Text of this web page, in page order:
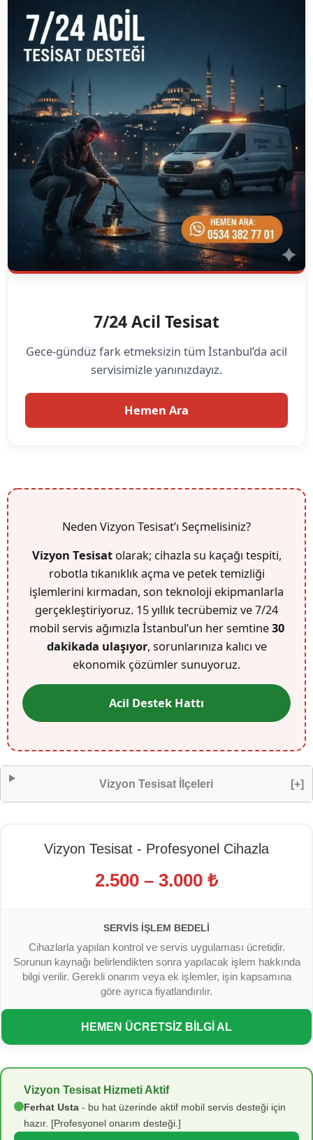
7/24 Acil Tesisat
Gece-gündüz fark etmeksizin tüm İstanbul’da acil
servisimizle yanınızdayız.
Hemen Ara
Neden Vizyon Tesisat’ı Seçmelisiniz?
Vizyon Tesisatolarak; cihazla su kaçağı tespiti,
robotla tıkanıklık açma ve petek temizliği
işlemlerini kırmadan, son teknoloji ekipmanlarla
gerçekleştiriyoruz. 15 yıllık tecrübemiz ve 7/24
mobil servis ağımızla İstanbul’un her semtine30
dakikada ulaşıyor, sorunlarınıza kalıcı ve
ekonomik çözümler sunuyoruz.
Acil Destek Hattı
Vizyon Tesisat İlçeleri [+]
Vizyon Tesisat - Profesyonel Cihazla
2.500 – 3.000 ₺
SERVIS İŞLEM BEDELI
Cihazlarla yapılan kontrol ve servis uygulaması ücretidir.
Sorunun kaynağı belirlendikten sonra yapılacak işlem hakkında
bilgi verilir. Gerekli onarım veya ek işlemler, işin kapsamına
göre ayrıca fiyatlandırılır.
HEMEN ÜCRETSİZ BİLGİ AL
Vizyon Tesisat Hizmeti Aktif
Ferhat Usta - bu hat üzerinde aktif mobil servis desteği için
hazır. [Profesyonel onarım desteği.]